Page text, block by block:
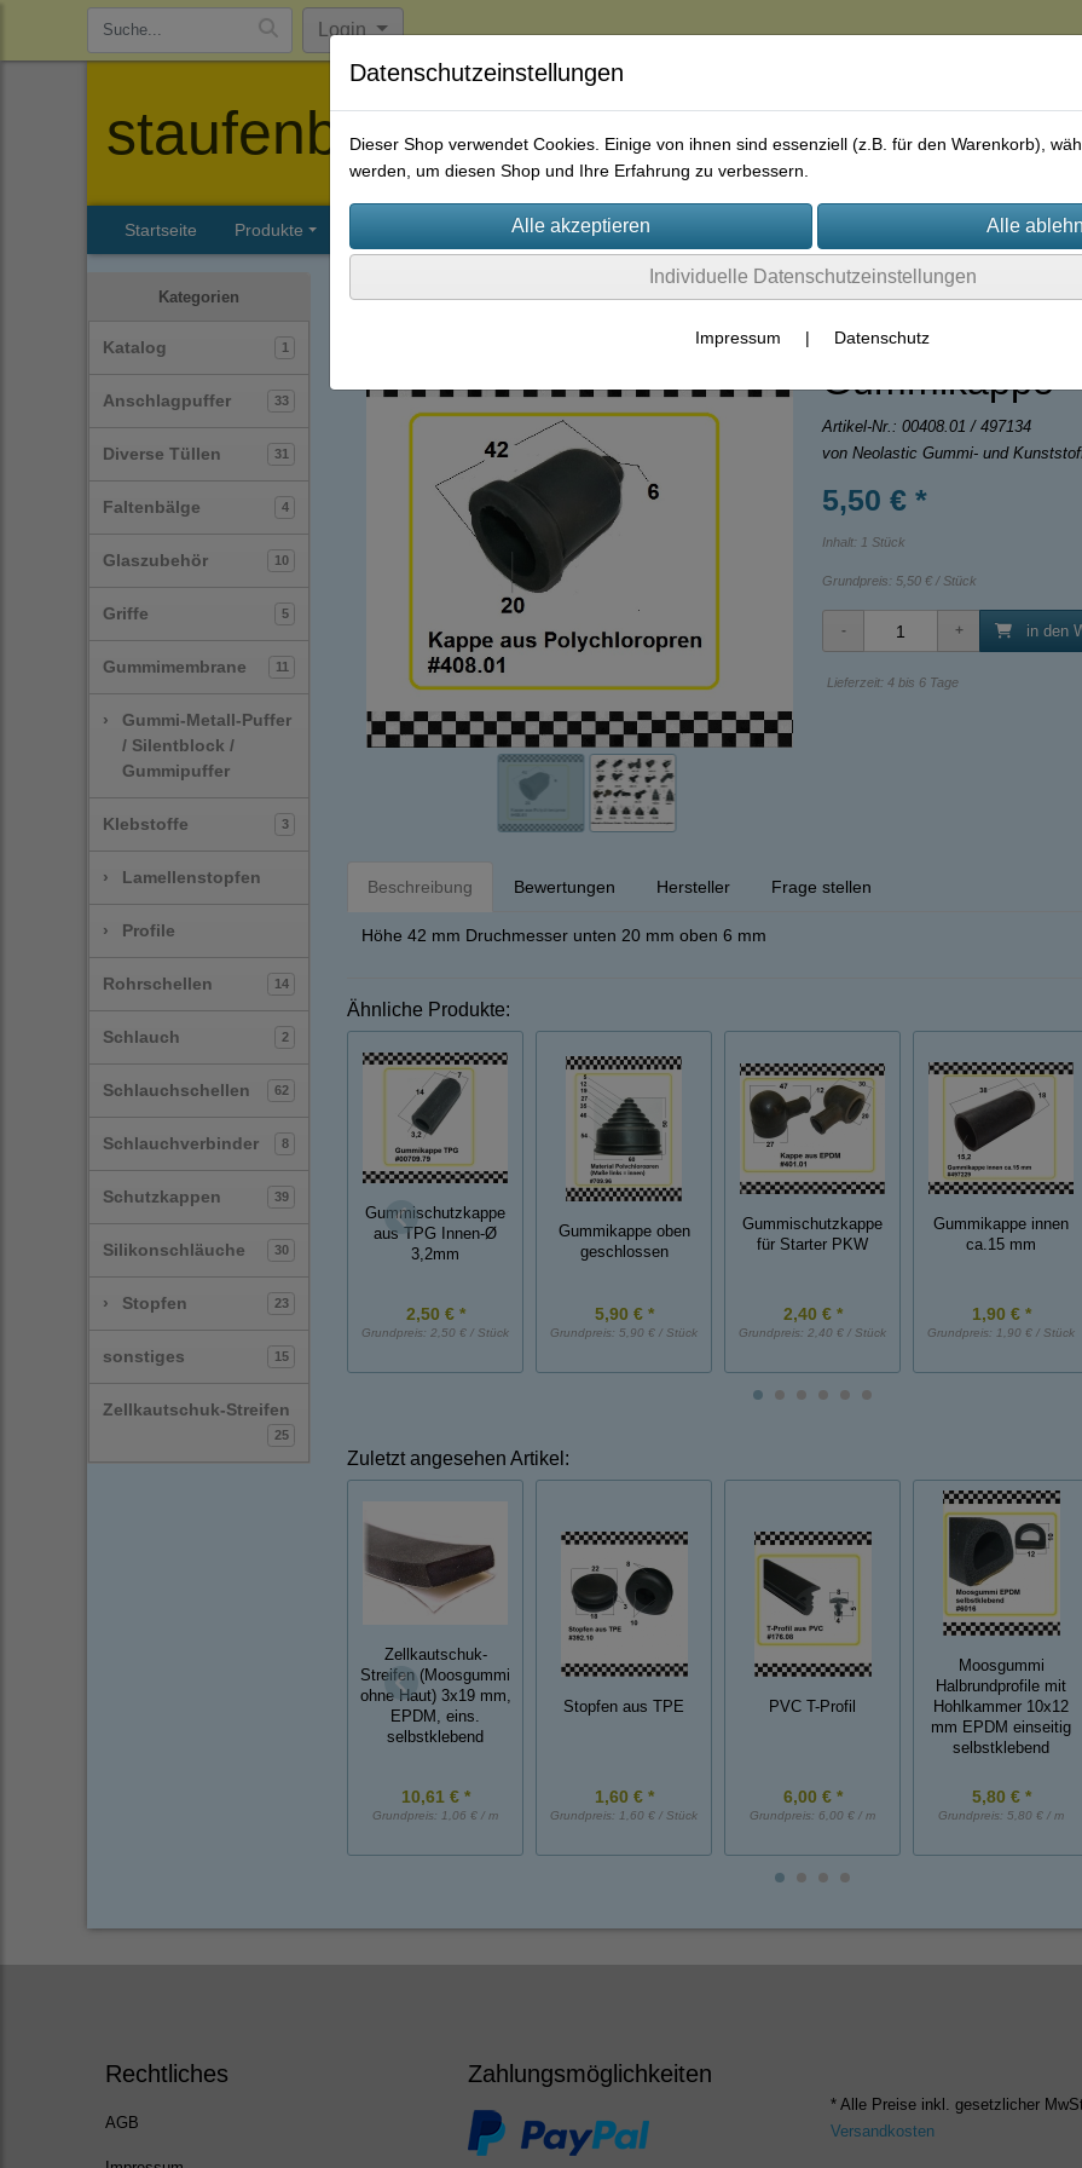
Login
staufenbiel-berlin
Startseite Produkte Firmenhistorie AGB
Kategorien
Katalog 1
Anschlagpuffer 33
Diverse Tüllen 31
Faltenbälge 4
Glaszubehör 10
Griffe 5
Gummimembrane 11
›
Gummi-Metall-Puffer
/ Silentblock /
Gummipuffer
Klebstoffe 3
› Lamellenstopfen
› Profile
Rohrschellen 14
Schlauch 2
Schlauchschellen 62
Schlauchverbinder 8
Schutzkappen 39
Silikonschläuche 30
› Stopfen 23
sonstiges 15
Zellkautschuk-Streifen
25
Gummikappe
Artikel-Nr.: 00408.01 / 497134
von Neolastic Gummi- und
5,50 € *
Inhalt: 1 Stück
Grundpreis: 5,50 € / Stück
in den
Lieferzeit: 4 bis 6 Tage
Beschreibung Bewertungen Hersteller Frage stellen
Höhe 42 mm Druchmesser unten 20 mm oben 6 mm
Ähnliche Produkte:
Gummischutzkappe
aus TPG Innen-Ø
3,2mm
2,50 € *
Grundpreis: 2,50 € / Stück
Gummikappe oben
geschlossen
5,90 € *
Grundpreis: 5,90 € / Stück
Gummischutzkappe
für Starter PKW
2,40 € *
Grundpreis: 2,40 € / Stück
Gummikappe innen
ca.15 mm
1,90 € *
Grundpreis: 1,90 € / Stück
Zuletzt angesehen Artikel:
Zellkautschuk-
Streifen (Moosgummi
ohne Haut) 3x19 mm,
EPDM, eins.
selbstklebend
10,61 € *
Grundpreis: 1,06 € / m
Stopfen aus TPE
1,60 € *
Grundpreis: 1,60 € / Stück
PVC T-Profil
6,00 € *
Grundpreis: 6,00 € / m
Moosgummi
Halbrundprofile mit
Hohlkammer 10x12
mm EPDM einseitig
selbstklebend
5,80 € *
Grundpreis: 5,80 € / m
Rechtliches
AGB
Zahlungsmöglichkeiten
* Alle Preise inkl. gesetzlicher
Versandkosten
Datenschutzeinstellungen
Dieser Shop verwendet Cookies. Einige von ihnen sind essenziell (z.B. für den Warenkorb),
werden, um diesen Shop und Ihre Erfahrung zu verbessern.
Individuelle Datenschutzeinstellungen
Impressum | Datenschutz